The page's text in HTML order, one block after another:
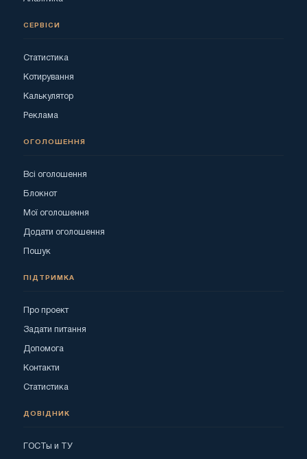
СЕРВІСИ
Статистика
Котирування
Калькулятор
Реклама
ОГОЛОШЕННЯ
Всі оголошення
Блокнот
Мої оголошення
Додати оголошення
Пошук
ПІДТРИМКА
Про проект
Задати питання
Допомога
Контакти
Статистика
ДОВІДНИК
ГОСТы и ТУ